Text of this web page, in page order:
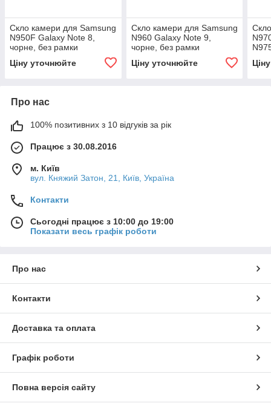
Скло камери для Samsung
N950F Galaxy Note 8,
чорне, без рамки
Ціну уточнюйте
Скло камери для Samsung
N960 Galaxy Note 9,
чорне, без рамки
Ціну уточнюйте
Про нас
100% позитивних з 10 відгуків за рік
Працює з 30.08.2016
м. Київ
вул. Княжий Затон, 21, Київ, Україна
Контакти
Сьогодні працює з 10:00 до 19:00
Показати весь графік роботи
Про нас
Контакти
Доставка та оплата
Графік роботи
Повна версія сайту